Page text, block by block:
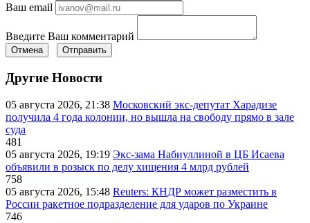
Ваш email
Введите Ваш комментарий
Отмена Отправить
Другие Новости
05 августа 2026, 21:38 Московский экс-депутат Харадизе
получила 4 года колонии, но вышла на свободу прямо в зале
суда
481
05 августа 2026, 19:19 Экс-зама Набиуллиной в ЦБ Исаева
объявили в розыск по делу хищения 4 млрд рублей
758
05 августа 2026, 15:48 Reuters: КНДР может разместить в
России ракетное подразделение для ударов по Украине
746